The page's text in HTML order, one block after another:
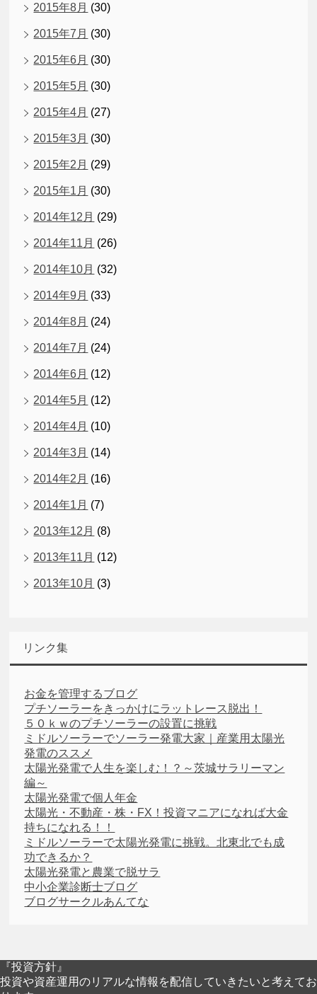
2015年8月 (30)
2015年7月 (30)
2015年6月 (30)
2015年5月 (30)
2015年4月 (27)
2015年3月 (30)
2015年2月 (29)
2015年1月 (30)
2014年12月 (29)
2014年11月 (26)
2014年10月 (32)
2014年9月 (33)
2014年8月 (24)
2014年7月 (24)
2014年6月 (12)
2014年5月 (12)
2014年4月 (10)
2014年3月 (14)
2014年2月 (16)
2014年1月 (7)
2013年12月 (8)
2013年11月 (12)
2013年10月 (3)
リンク集
お金を管理するブログ
プチソーラーをきっかけにラットレース脱出！
５０ｋｗのプチソーラーの設置に挑戦
ミドルソーラーでソーラー発電大家｜産業用太陽光
発電のススメ
太陽光発電で人生を楽しむ！？～茨城サラリーマン
編～
太陽光発電で個人年金
太陽光・不動産・株・FX！投資マニアになれば大金
持ちになれる！！
ミドルソーラーで太陽光発電に挑戦。北東北でも成
功できるか？
太陽光発電と農業で脱サラ
中小企業診断士ブログ
ブログサークルあんてな
『投資方針』
投資や資産運用のリアルな情報を配信していきたいと考えてお